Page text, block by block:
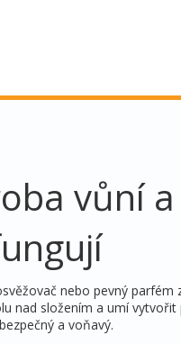
vůní
nebo pevný
nad složením a umí
a voňavý.